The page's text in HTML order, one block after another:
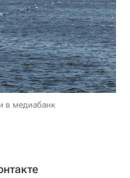
в медиабанк